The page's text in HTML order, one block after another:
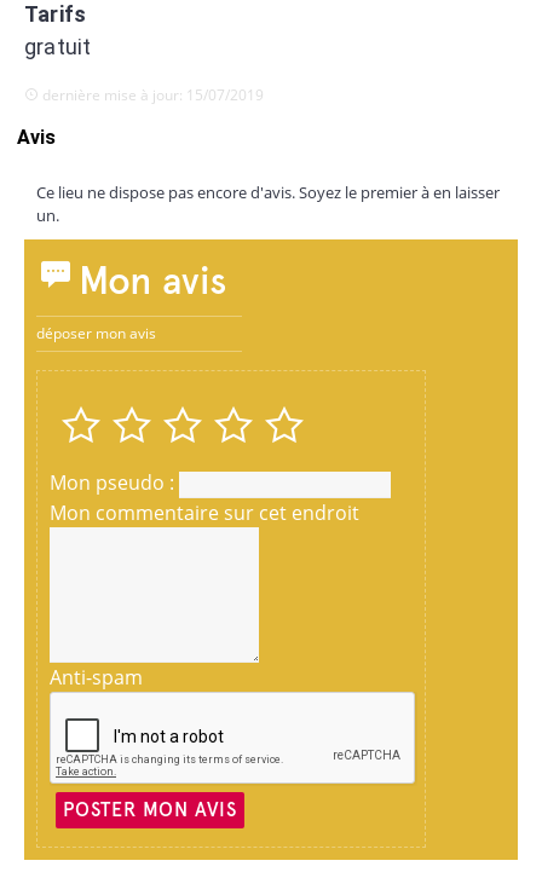
Tarifs
gratuit
dernière mise à jour: 15/07/2019
Avis
Ce lieu ne dispose pas encore d'avis. Soyez le premier à en laisser
un.
Mon avis
déposer mon avis
Mon pseudo :
Mon commentaire sur cet endroit
Anti-spam
POSTER MON AVIS